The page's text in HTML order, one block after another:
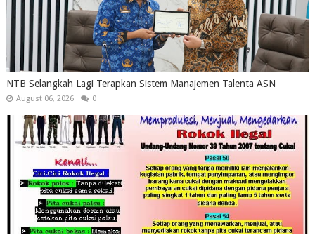
NTB Selangkah Lagi Terapkan Sistem Manajemen Talenta ASN
August 06, 2026 0